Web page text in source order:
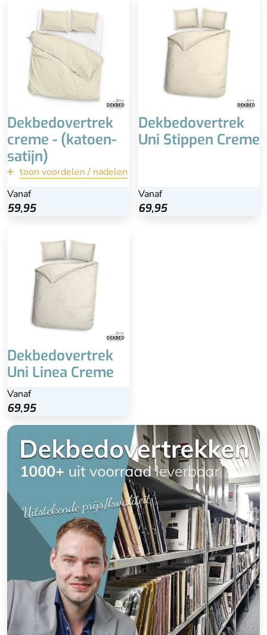
Dekbedovertrek
creme - (katoen-
satijn)
toon voordelen / nadelen
Vanaf
59,95
Inclusief kussenslopen
100% katoen-satijn
Extra lange instopstrook
Wasbaar
terug
Bekijk
Dekbedovertrek
Uni Stippen Creme
Vanaf
69,95
Dekbedovertrek
Uni Linea Creme
Vanaf
69,95